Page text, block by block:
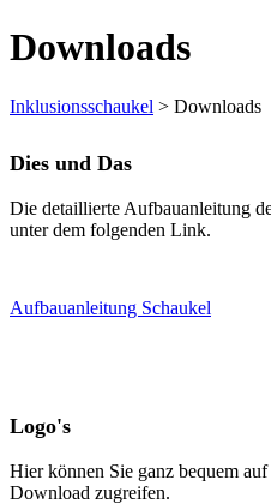
Downloads
Inklusionsschaukel > Downloads
Dies und Das
Die detaillierte Aufbauanleitung
unter dem folgenden Link.
Aufbauanleitung Schaukel
Logo's
Hier können Sie ganz bequem
Download zugreifen.